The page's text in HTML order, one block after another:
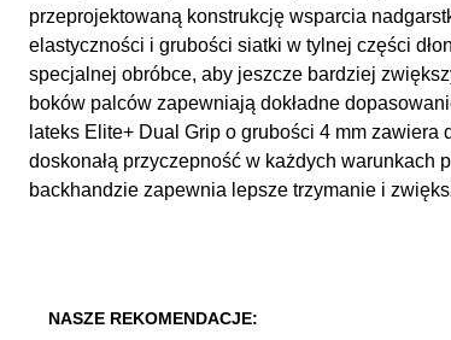
przeprojektowaną konstrukcję wsparcia
elastyczności i grubości siatki w tylnej części
specjalnej obróbce, aby jeszcze bardziej
boków palców zapewniają dokładne
lateks Elite+ Dual Grip o grubości 4 mm
doskonałą przyczepność w każdych warunkach
backhandzie zapewnia lepsze trzymanie i
NASZE REKOMENDACJE: